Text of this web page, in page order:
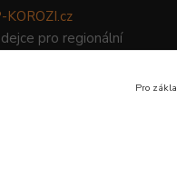
KOROZI.cz
pro regionální
Pro